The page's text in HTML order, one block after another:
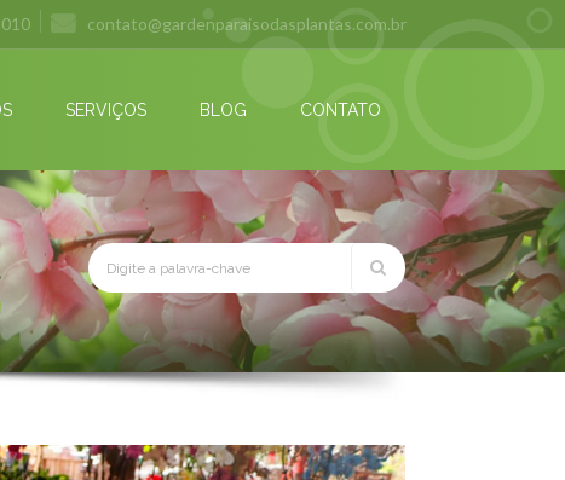
contato@gardenparaisodasplantas.com.br
SERVIÇOS BLOG CONTATO